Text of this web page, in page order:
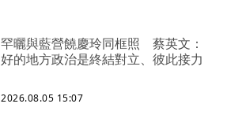
罕曬與藍營饒慶玲同框照 蔡英文：
好的地方政治是終結對立、彼此接力
2026.08.05 15:07